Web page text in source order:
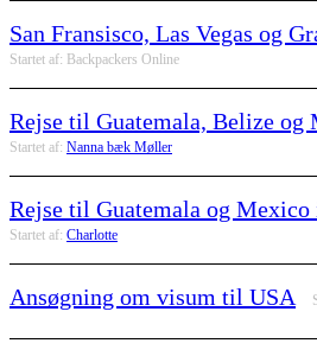
San Fransisco, Las Vegas og
Startet af: Backpackers Online
Rejse til Guatemala, Belize og
Startet af: Nanna bæk Møller
Rejse til Guatemala og Mexico
Startet af: Charlotte
Ansøgning om visum til USA